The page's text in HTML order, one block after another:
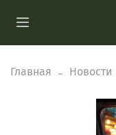
Главная Новости